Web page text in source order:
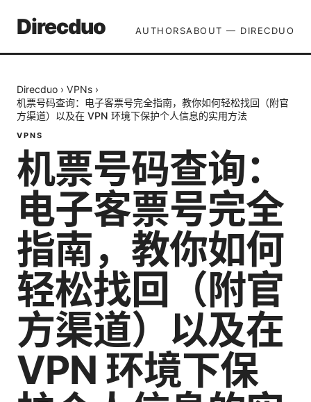
Direcduo AUTHORSABOUT — DIRECDUO
Direcduo › VPNs ›
机票号码查询：电子客票号完全指南，教你如何轻松找回（附官
方渠道）以及在 VPN 环境下保护个人信息的实用方法
VPNS
机票号码查询：
电子客票号完全
指南，教你如何
轻松找回（附官
方渠道）以及在
VPN 环境下保